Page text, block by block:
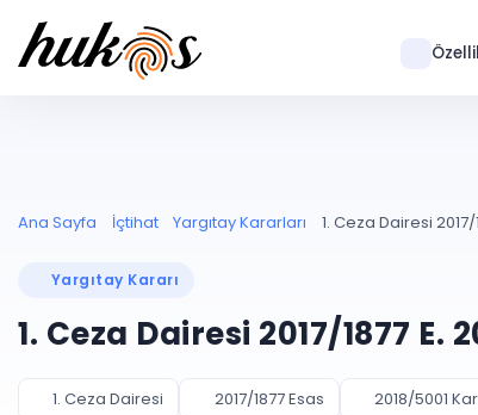
Ana Sayfa İçtihat Yargıtay Kararları 1. Ceza Dairesi 2017/
Yargıtay Kararı
1. Ceza Dairesi 2017/1877
1. Ceza Dairesi 2017/1877 Esas 2018/5001